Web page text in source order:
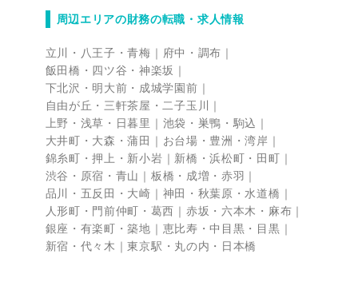
周辺エリアの財務の転職・求人情報
立川・八王子・青梅
府中・調布
飯田橋・四ツ谷・神楽坂
下北沢・明大前・成城学園前
自由が丘・三軒茶屋・二子玉川
上野・浅草・日暮里
池袋・巣鴨・駒込
大井町・大森・蒲田
お台場・豊洲・湾岸
錦糸町・押上・新小岩
新橋・浜松町・田町
渋谷・原宿・青山
板橋・成増・赤羽
品川・五反田・大崎
神田・秋葉原・水道橋
人形町・門前仲町・葛西
赤坂・六本木・麻布
銀座・有楽町・築地
恵比寿・中目黒・目黒
新宿・代々木
東京駅・丸の内・日本橋